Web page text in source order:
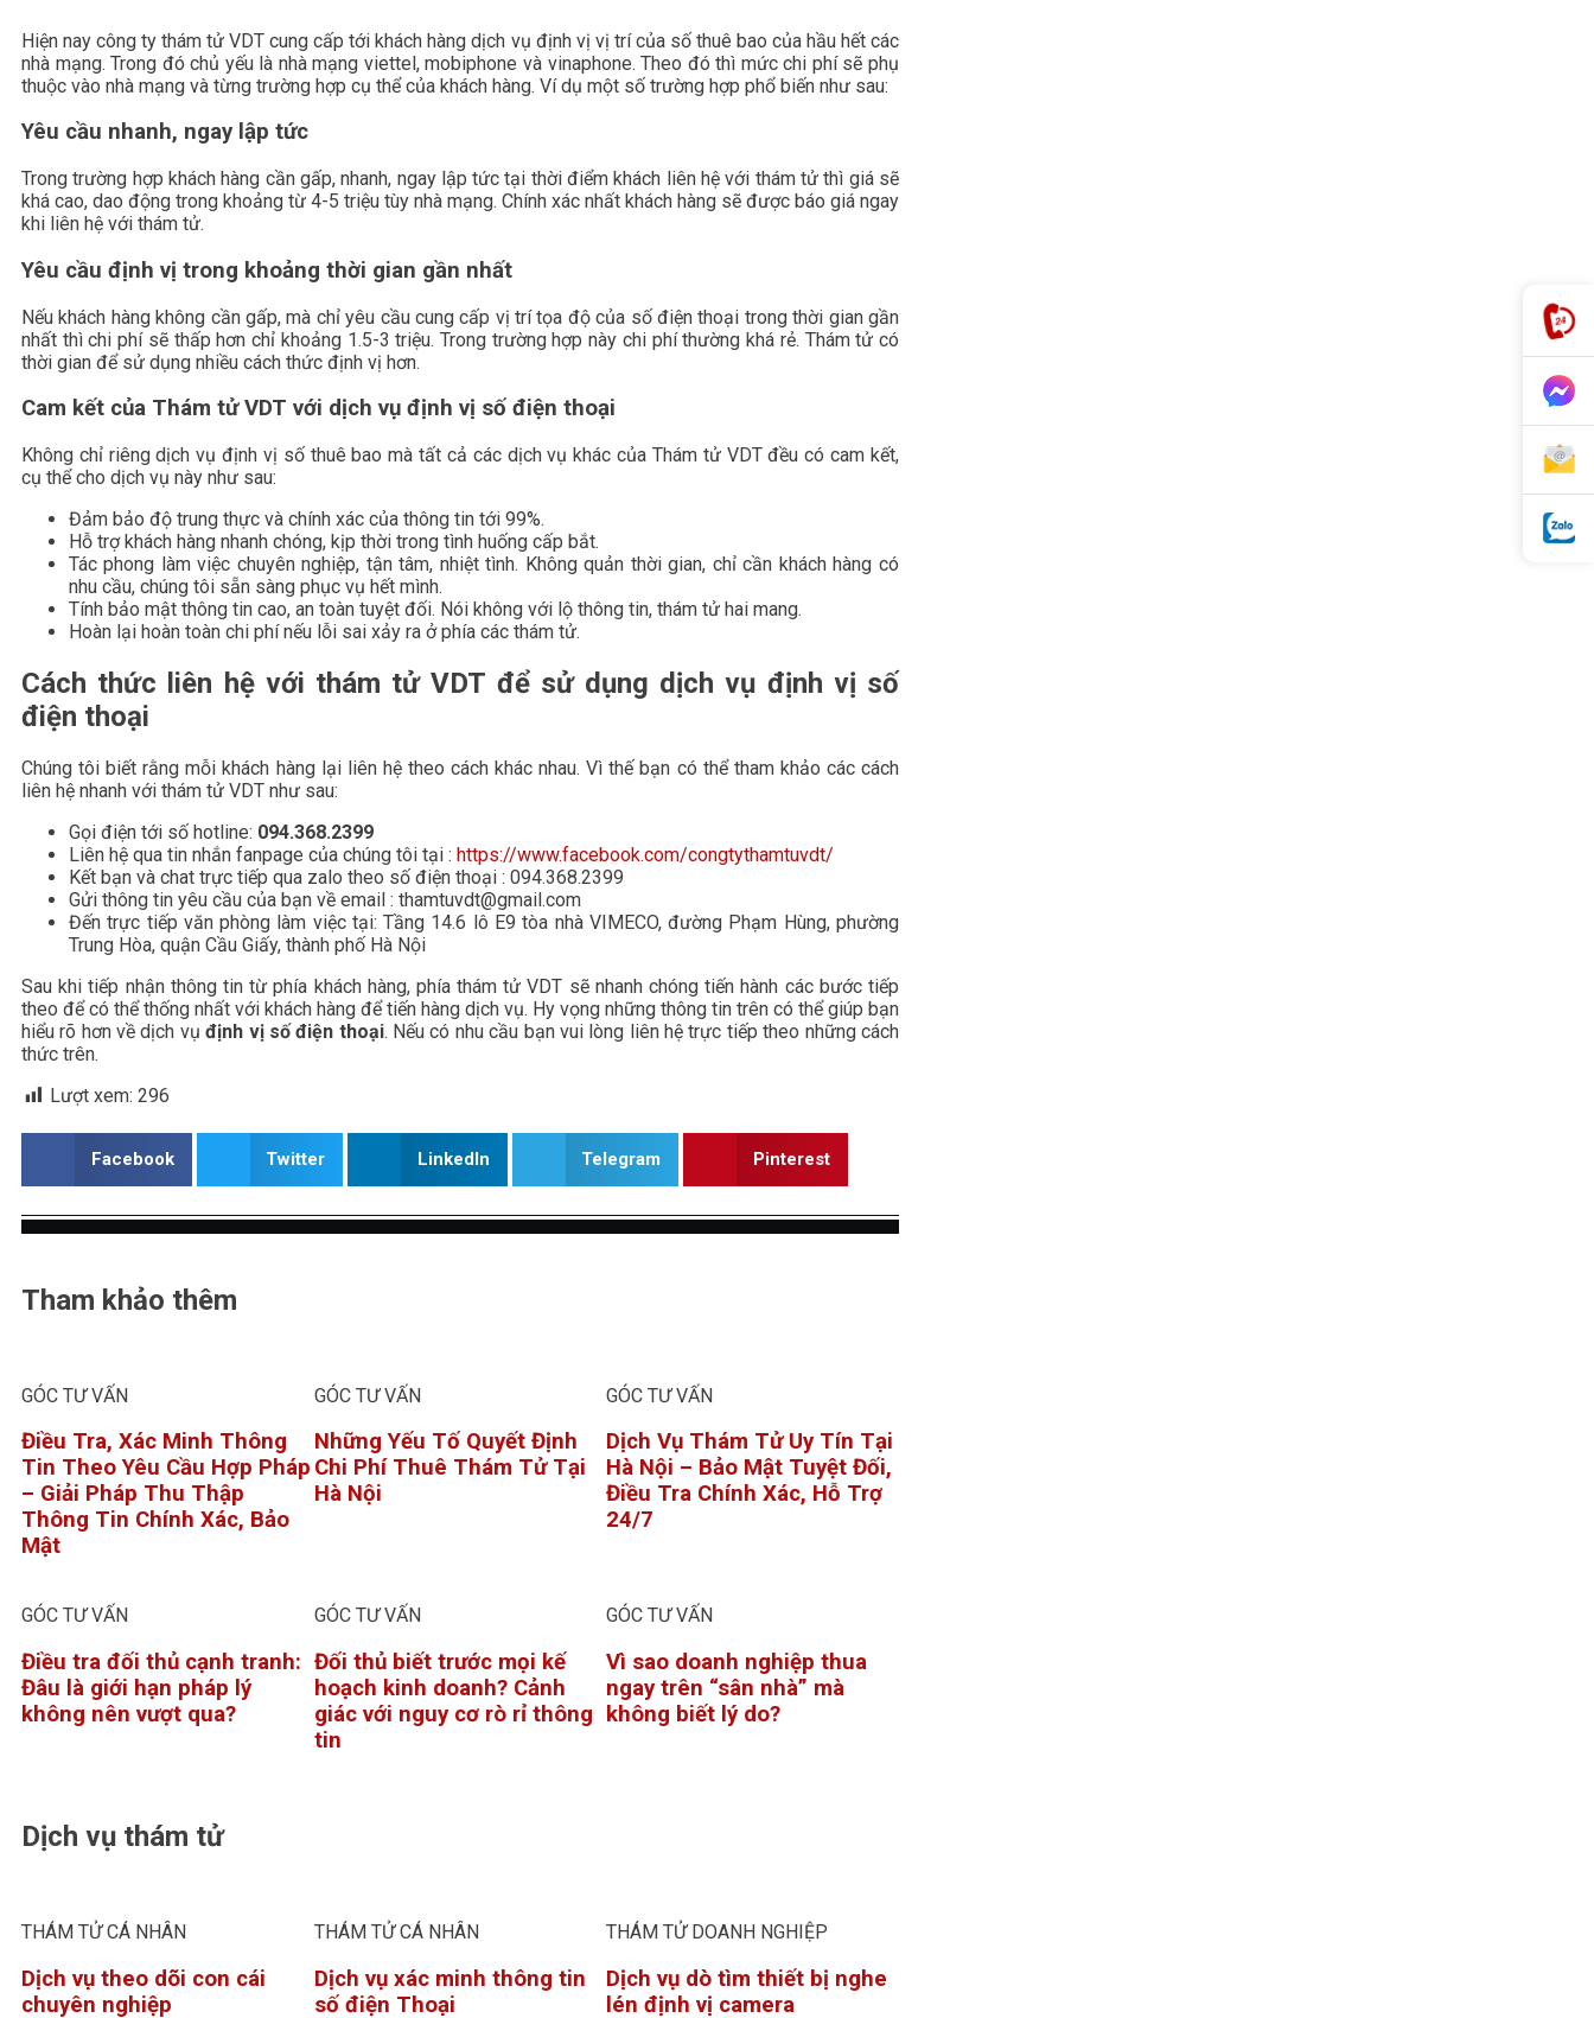
Hiện nay công ty thám tử VDT cung cấp tới khách hàng dịch vụ định vị vị trí của số thuê bao của hầu hết các
nhà mạng. Trong đó chủ yếu là nhà mạng viettel, mobiphone và vinaphone. Theo đó thì mức chi phí sẽ phụ
thuộc vào nhà mạng và từng trường hợp cụ thể của khách hàng. Ví dụ một số trường hợp phổ biến như sau:
Yêu cầu nhanh, ngay lập tức
Trong trường hợp khách hàng cần gấp, nhanh, ngay lập tức tại thời điểm khách liên hệ với thám tử thì giá sẽ
khá cao, dao động trong khoảng từ 4-5 triệu tùy nhà mạng. Chính xác nhất khách hàng sẽ được báo giá ngay
khi liên hệ với thám tử.
Yêu cầu định vị trong khoảng thời gian gần nhất
Nếu khách hàng không cần gấp, mà chỉ yêu cầu cung cấp vị trí tọa độ của số điện thoại trong thời gian gần
nhất thì chi phí sẽ thấp hơn chỉ khoảng 1.5-3 triệu. Trong trường hợp này chi phí thường khá rẻ. Thám tử có
thời gian để sử dụng nhiều cách thức định vị hơn.
Cam kết của Thám tử VDT với dịch vụ định vị số điện thoại
Không chỉ riêng dịch vụ định vị số thuê bao mà tất cả các dịch vụ khác của Thám tử VDT đều có cam kết,
cụ thể cho dịch vụ này như sau:
Đảm bảo độ trung thực và chính xác của thông tin tới 99%.
Hỗ trợ khách hàng nhanh chóng, kịp thời trong tình huống cấp bắt.
Tác phong làm việc chuyên nghiệp, tận tâm, nhiệt tình. Không quản thời gian, chỉ cần khách hàng có
nhu cầu, chúng tôi sẵn sàng phục vụ hết mình.
Tính bảo mật thông tin cao, an toàn tuyệt đối. Nói không với lộ thông tin, thám tử hai mang.
Hoàn lại hoàn toàn chi phí nếu lỗi sai xảy ra ở phía các thám tử.
Cách thức liên hệ với thám tửVDT để sử dụng dịch vụ định vị số
điện thoại
Chúng tôi biết rằng mỗi khách hàng lại liên hệ theo cách khác nhau. Vì thế bạn có thể tham khảo các cách
liên hệ nhanh với thám tử VDT như sau:
Gọi điện tới số hotline: 094.368.2399
Liên hệ qua tin nhắn fanpage của chúng tôi tại : https://www.facebook.com/congtythamtuvdt/
Kết bạn và chat trực tiếp qua zalo theo số điện thoại : 094.368.2399
Gửi thông tin yêu cầu của bạn về email : thamtuvdt@gmail.com
Đến trực tiếp văn phòng làm việc tại: Tầng 14.6 lô E9 tòa nhà VIMECO, đường Phạm Hùng, phường
Trung Hòa, quận Cầu Giấy, thành phố Hà Nội
Sau khi tiếp nhận thông tin từ phía khách hàng, phía thám tử VDT sẽ nhanh chóng tiến hành các bước tiếp
theo để có thể thống nhất với khách hàng để tiến hàng dịch vụ. Hy vọng những thông tin trên có thể giúp bạn
hiểu rõ hơn về dịch vụđịnh vị số điện thoại. Nếu có nhu cầu bạn vui lòng liên hệ trực tiếp theo những cách
thức trên.
Lượt xem: 296
Facebook Twitter LinkedIn Telegram Pinterest
Tham khảo thêm
GÓC TƯ VẤN
Điều Tra, Xác Minh Thông
Tin Theo Yêu Cầu Hợp Pháp
– Giải Pháp Thu Thập
Thông Tin Chính Xác, Bảo
Mật
GÓC TƯ VẤN
Những Yếu Tố Quyết Định
Chi Phí Thuê Thám Tử Tại
Hà Nội
GÓC TƯ VẤN
Dịch Vụ Thám Tử Uy Tín Tại
Hà Nội – Bảo Mật Tuyệt Đối,
Điều Tra Chính Xác, Hỗ Trợ
24/7
GÓC TƯ VẤN
Điều tra đối thủ cạnh tranh:
Đâu là giới hạn pháp lý
không nên vượt qua?
GÓC TƯ VẤN
Đối thủ biết trước mọi kế
hoạch kinh doanh? Cảnh
giác với nguy cơ rò rỉ thông
tin
GÓC TƯ VẤN
Vì sao doanh nghiệp thua
ngay trên “sân nhà” mà
không biết lý do?
Dịch vụ thám tử
THÁM TỬ CÁ NHÂN
Dịch vụ theo dõi con cái
chuyên nghiệp
THÁM TỬ CÁ NHÂN
Dịch vụ xác minh thông tin
số điện Thoại
THÁM TỬ DOANH NGHIỆP
Dịch vụ dò tìm thiết bị nghe
lén định vị camera